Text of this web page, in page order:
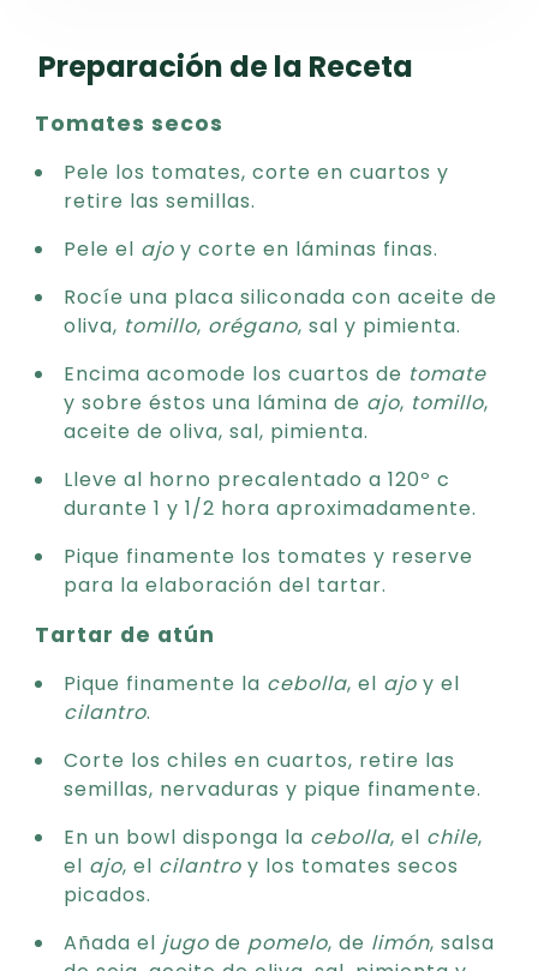
Preparación de la Receta
Tomates secos
Pele los tomates, corte en cuartos y
retire las semillas.
Pele el ajo y corte en láminas finas.
Rocíe una placa siliconada con aceite de
oliva, tomillo, orégano, sal y pimienta.
Encima acomode los cuartos de tomate
y sobre éstos una lámina de ajo, tomillo,
aceite de oliva, sal, pimienta.
Lleve al horno precalentado a 120º c
durante 1 y 1/2 hora aproximadamente.
Pique finamente los tomates y reserve
para la elaboración del tartar.
Tartar de atún
Pique finamente la cebolla, el ajo y el
cilantro.
Corte los chiles en cuartos, retire las
semillas, nervaduras y pique finamente.
En un bowl disponga la cebolla, el chile,
el ajo, el cilantro y los tomates secos
picados.
Añada el jugo de pomelo, de limón, salsa